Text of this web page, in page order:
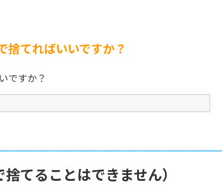
捨てればいいですか？
ですか？
てることはできません）